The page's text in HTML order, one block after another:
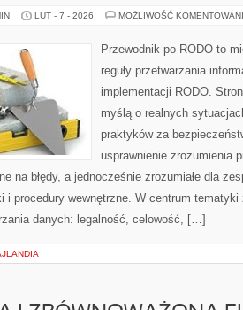
LUT - 7 - 2026 MOŻLIWOŚĆ
Przewodnik po RODO to
reguły przetwarzania
implementacji RODO.
myślą o realnych
praktyków za
usprawnienie zrozumienia
na błędy, a jednocześnie zrozumiałe dla
i procedury wewnętrzne. W centrum tematyki
danych: legalność, celowość, […]